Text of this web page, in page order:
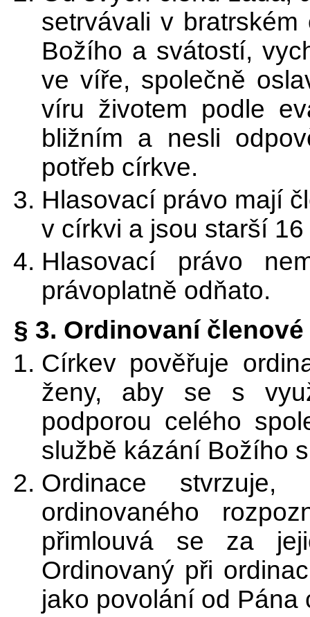
setrvávali v
Božího a svátostí,
ve víře, společně
víru životem podle
bližním a nesli
potřeb církve.
Hlasovací právo mají
v církvi a jsou starší 16
Hlasovací právo
právoplatně odňato.
§ 3. Ordinovaní
Církev pověřuje
ženy, aby se s
podporou celého
službě kázání Božího
Ordinace
ordinovaného
přimlouvá se za
Ordinovaný při
jako povolání od Pána